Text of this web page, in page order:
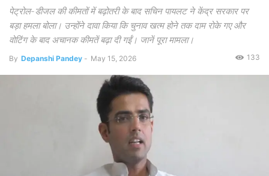
पेट्रोल-डीजल की कीमतों में बढ़ोतरी के बाद सचिन पायलट ने केंद्र सरकार पर
बड़ा हमला बोला। उन्होंने दावा किया कि चुनाव खत्म होने तक दाम रोके गए और
वोटिंग के बाद अचानक कीमतें बढ़ा दी गईं। जानें पूरा मामला।
By Depanshi Pandey - May 15, 2026 133